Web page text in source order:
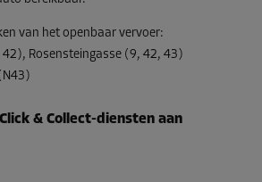
van het openbaar vervoer:
42), Rosensteingasse (9, 42, 43)
& Collect-diensten aan